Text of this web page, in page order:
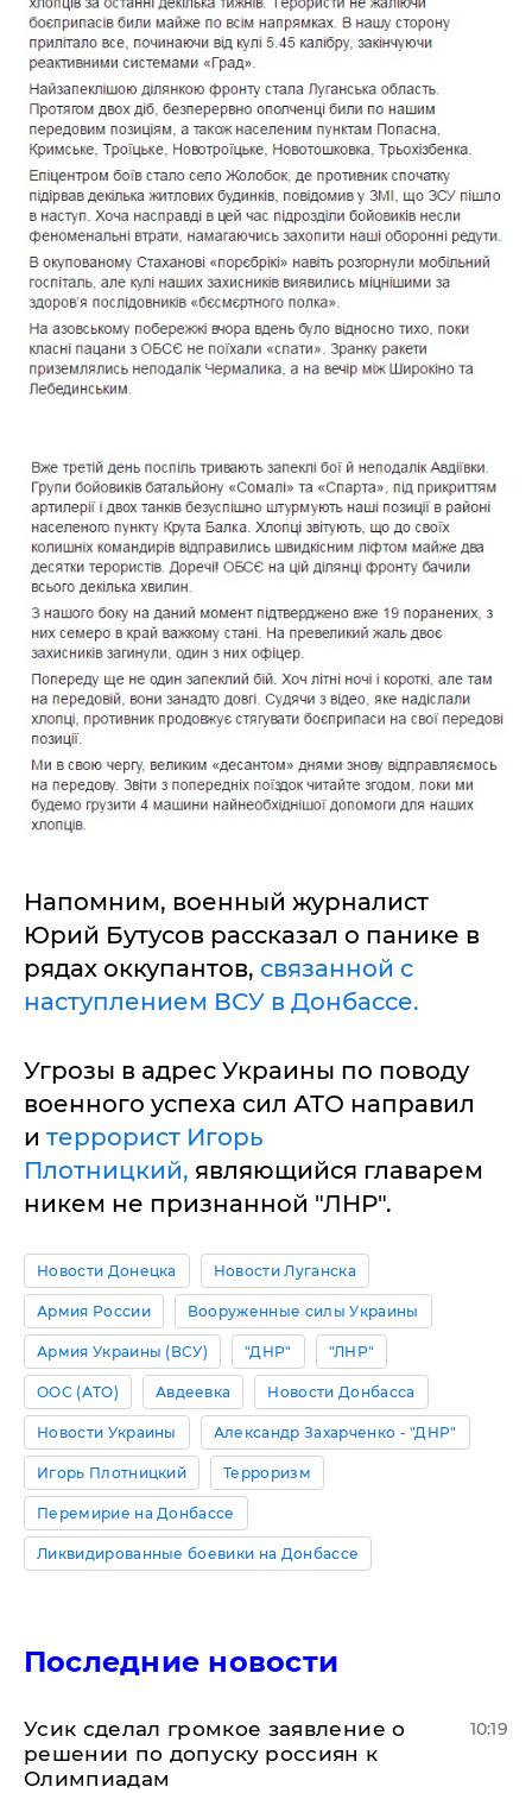
Напомним, военный журналист
Юрий Бутусов рассказал о панике в
рядах оккупантов, связанной с
наступлением ВСУ в Донбассе.
Угрозы в адрес Украины по поводу
военного успеха сил АТО направил
и террорист Игорь
Плотницкий, являющийся главарем
никем не признанной "ЛНР".
Новости Донецка Новости Луганска
Армия России Вооруженные силы Украины
Армия Украины (ВСУ) "ДНР" "ЛНР"
ООС (АТО) Авдеевка Новости Донбасса
Новости Украины Александр Захарченко - "ДНР"
Игорь Плотницкий Терроризм
Перемирие на Донбассе
Ликвидированные боевики на Донбассе
Последние новости
Усик сделал громкое заявление о
решении по допуску россиян к
Олимпиадам
10:19